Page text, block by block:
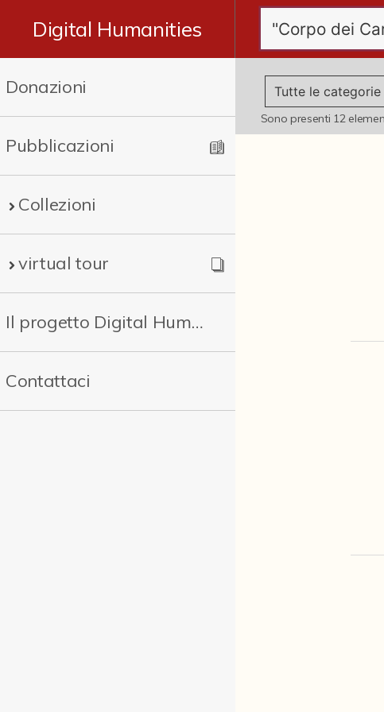
Digital Humanities
Donazioni
Pubblicazioni
Collezioni
virtual tour
Il progetto Digital Humanities
Contattaci
Sono presenti 12